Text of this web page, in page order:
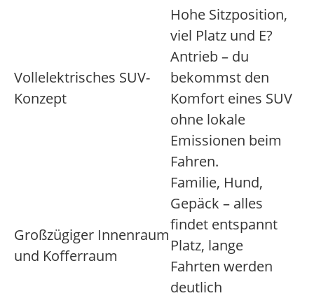
Vollelektrisches SUV-
Konzept
Hohe Sitzposition,
viel Platz und E?
Antrieb – du
bekommst den
Komfort eines SUV
ohne lokale
Emissionen beim
Fahren.
Großzügiger Innenraum
und Kofferraum
Familie, Hund,
Gepäck – alles
findet entspannt
Platz, lange
Fahrten werden
deutlich